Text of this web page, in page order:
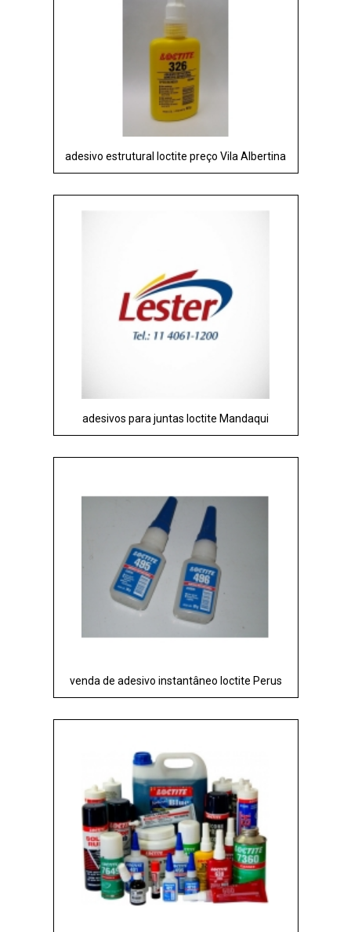
adesivo estrutural loctite preço Vila Albertina
adesivos para juntas loctite Mandaqui
venda de adesivo instantâneo loctite Perus